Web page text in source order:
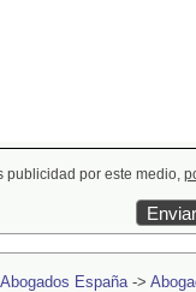
publicidad por este medio,
España->